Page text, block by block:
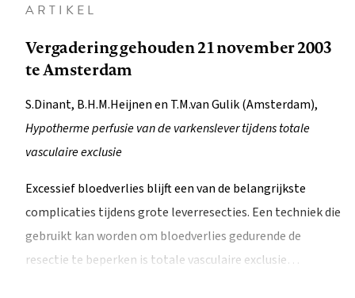
ARTIKEL
Vergadering gehouden 21 november 2003
te Amsterdam
S.Dinant, B.H.M.Heijnen en T.M.van Gulik (Amsterdam),
Hypotherme perfusie van de varkenslever tijdens totale
vasculaire exclusie
Excessief bloedverlies blijft een van de belangrijkste
complicaties tijdens grote leverresecties. Een techniek die
gebruikt kan worden om bloedverlies gedurende de
resectie te beperken is totale vasculaire exclusie…